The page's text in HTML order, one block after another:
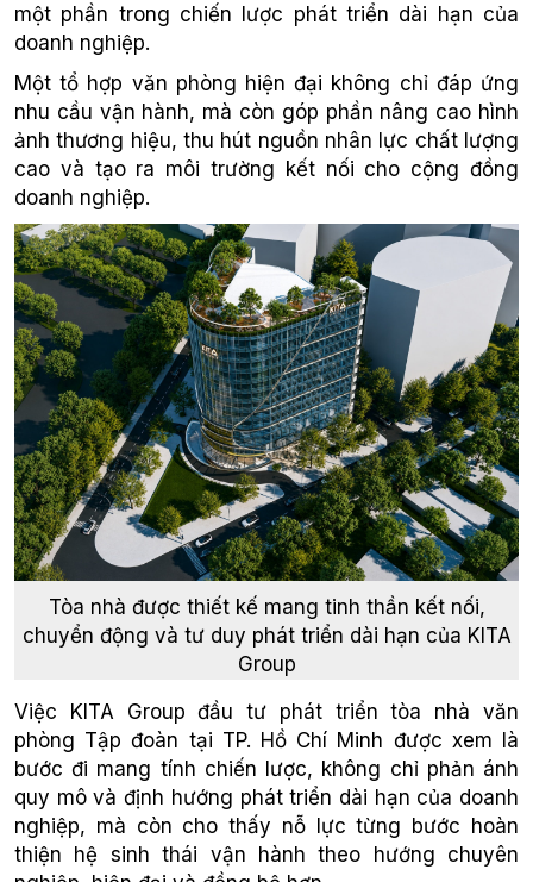
một phần trong chiến lược phát triển dài hạn của
doanh nghiệp.
Một tổ hợp văn phòng hiện đại không chỉ đáp ứng
nhu cầu vận hành, mà còn góp phần nâng cao hình
ảnh thương hiệu, thu hút nguồn nhân lực chất lượng
cao và tạo ra môi trường kết nối cho cộng đồng
doanh nghiệp.
Tòa nhà được thiết kế mang tinh thần kết nối,
chuyển động và tư duy phát triển dài hạn của KITA
Group
Việc KITA Group đầu tư phát triển tòa nhà văn
phòng Tập đoàn tại TP. Hồ Chí Minh được xem là
bước đi mang tính chiến lược, không chỉ phản ánh
quy mô và định hướng phát triển dài hạn của doanh
nghiệp, mà còn cho thấy nỗ lực từng bước hoàn
thiện hệ sinh thái vận hành theo hướng chuyên